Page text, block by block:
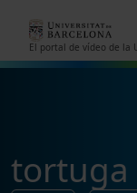
El portal de vídeo de la
tortuga